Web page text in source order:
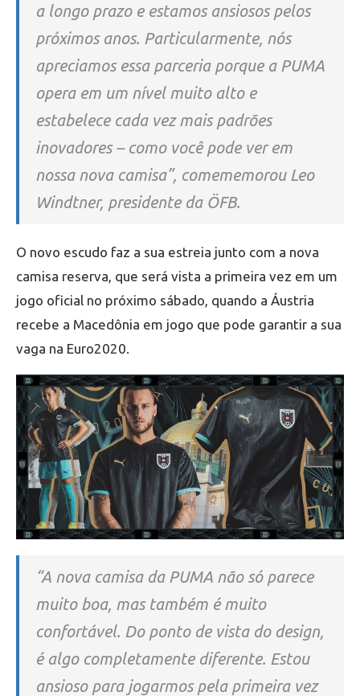
a longo prazo e estamos ansiosos pelos
próximos anos. Particularmente, nós
apreciamos essa parceria porque a PUMA
opera em um nível muito alto e
estabelece cada vez mais padrões
inovadores – como você pode ver em
nossa nova camisa”, comememorou Leo
Windtner, presidente da ÖFB.
O novo escudo faz a sua estreia junto com a nova
camisa reserva, que será vista a primeira vez em um
jogo oficial no próximo sábado, quando a Áustria
recebe a Macedônia em jogo que pode garantir a sua
vaga na Euro2020.
“A nova camisa da PUMA não só parece
muito boa, mas também é muito
confortável. Do ponto de vista do design,
é algo completamente diferente. Estou
ansioso para jogarmos pela primeira vez